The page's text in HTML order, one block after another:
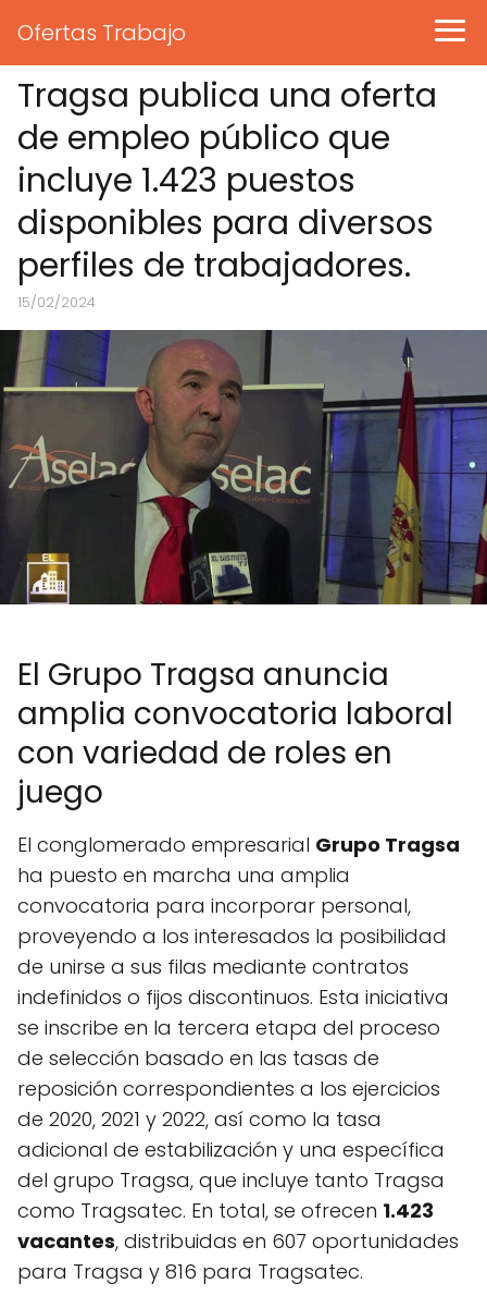
Ofertas Trabajo
Tragsa publica una oferta
de empleo público que
incluye 1.423 puestos
disponibles para diversos
perfiles de trabajadores.
15/02/2024
El Grupo Tragsa anuncia
amplia convocatoria laboral
con variedad de roles en
juego
El conglomerado empresarial Grupo Tragsa
ha puesto en marcha una amplia
convocatoria para incorporar personal,
proveyendo a los interesados la posibilidad
de unirse a sus filas mediante contratos
indefinidos o fijos discontinuos. Esta iniciativa
se inscribe en la tercera etapa del proceso
de selección basado en las tasas de
reposición correspondientes a los ejercicios
de 2020, 2021 y 2022, así como la tasa
adicional de estabilización y una específica
del grupo Tragsa, que incluye tanto Tragsa
como Tragsatec. En total, se ofrecen 1.423
vacantes, distribuidas en 607 oportunidades
para Tragsa y 816 para Tragsatec.